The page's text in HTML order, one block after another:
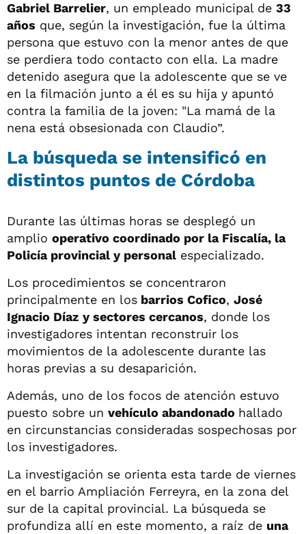
Gabriel Barrelier, un empleado municipal de 33
años que, según la investigación, fue la última
persona que estuvo con la menor antes de que
se perdiera todo contacto con ella. La madre
detenido asegura que la adolescente que se ve
en la filmación junto a él es su hija y apuntó
contra la familia de la joven: "La mamá de la
nena está obsesionada con Claudio”.
La búsqueda se intensificó en
distintos puntos de Córdoba
Durante las últimas horas se desplegó un
amplio operativo coordinado por la Fiscalía, la
Policía provincial y personal especializado.
Los procedimientos se concentraron
principalmente en los barrios Cofico, José
Ignacio Díaz y sectores cercanos, donde los
investigadores intentan reconstruir los
movimientos de la adolescente durante las
horas previas a su desaparición.
Además, uno de los focos de atención estuvo
puesto sobre un vehículo abandonado hallado
en circunstancias consideradas sospechosas por
los investigadores.
La investigación se orienta esta tarde de viernes
en el barrio Ampliación Ferreyra, en la zona del
sur de la capital provincial. La búsqueda se
profundiza allí en este momento, a raíz de una